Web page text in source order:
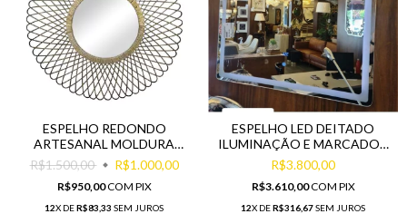
ESPELHO REDONDO
ARTESANAL MOLDURA
ENTRELAÇADO
R$1.500,00 R$1.000,00
R$950,00COM PIX
12X DER$83,33 SEM JUROS
ESPELHO LED DEITADO
ILUMINAÇÃO E MARCADOR
ALTA DECORAÇÃO
R$3.800,00
R$3.610,00COM PIX
12X DER$316,67SEM JUROS